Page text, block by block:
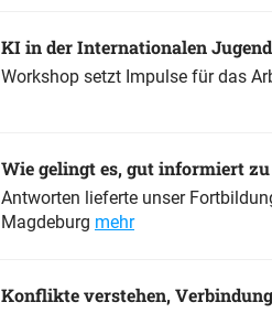
KI in der Internationalen
Workshop setzt Impulse für das
Wie gelingt es, gut informiert zu
Antworten lieferte unser
Magdeburg mehr
Konflikte verstehen,